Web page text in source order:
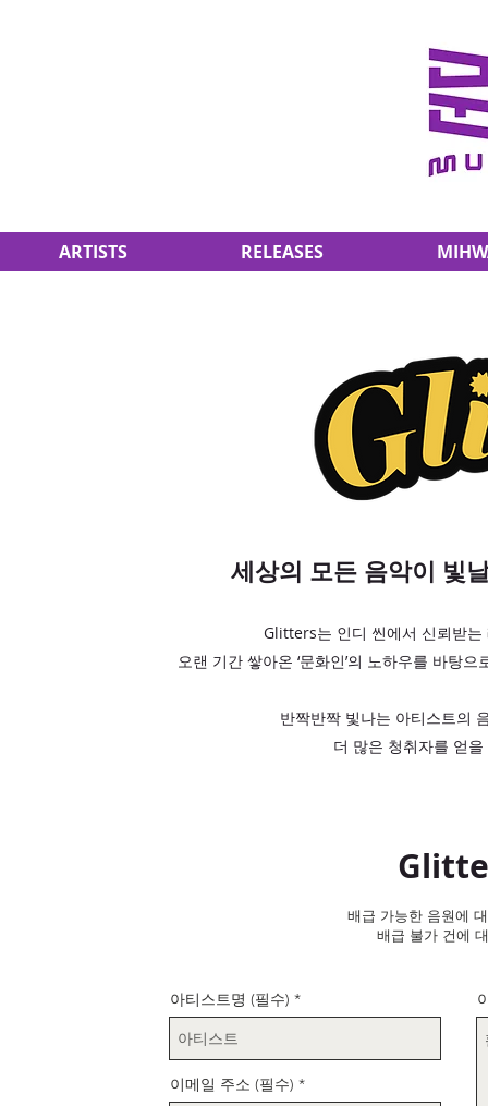
ARTISTS RELEASES
세상의 모든 음악이 빛
Glitters는 인디 씬에서 신뢰받는
오랜 기간 쌓아온 ‘문화인’의 노하우를 바탕
반짝반짝 빛나는 아티스트의
더 많은 청취자를 얻
배급 가능한 음원에
배급 불가 건에
아티스트명 (필수)
이메일 주소 (필수)